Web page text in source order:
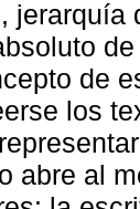
jerarquía
de
los
abre al